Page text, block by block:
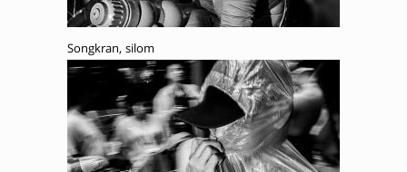
Songkran, silom